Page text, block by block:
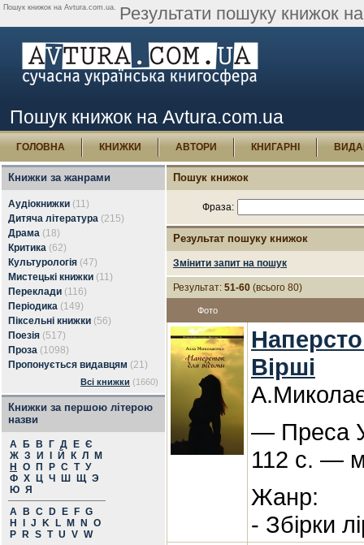
Пошук книжок на Avtura.com.ua. Результати пошуку книжок
Пошук книжок на Avtura.com.ua
ГОЛОВНА КНИЖКИ АВТОРИ КНИГАРНІ
Книжки за жанрами
Аудіокнижки (11)
Дитяча література (215)
Драма (18)
Критика (62)
Культурологія (47)
Мистецькі книжки (11)
Переклади (116)
Періодика (149)
Піксельні книжки (56)
Поезія (517)
Проза (1098)
Пропонується видавцям (21)
Всі книжки (1660)
Книжки за першою літерою
назви
А Б В Г Д Е Є
Ж З И Й К Л
М
Н
О П Р С Т У
Ф Х Ц Ч Ш Щ Э
Ю Я
A
B C D E F G
H
J K L M N
O
P
R S T U V W
Пошук книжок
Фраза:
Результат пошуку книжок
Змінити запит на пошук
Результат: 51-60 (всього 80)
Фото
Вірші
— Преса
112 с. —
Жанр:
- Збірки